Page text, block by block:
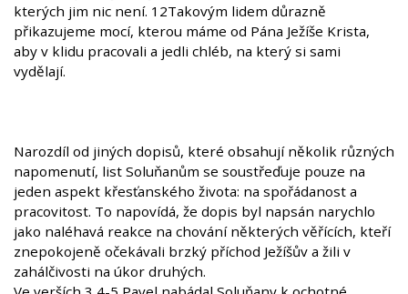
kterých jim nic není. 12Takovým lidem důrazně
přikazujeme mocí, kterou máme od Pána Ježíše Krista,
aby v klidu pracovali a jedli chléb, na který si sami
vydělají.
Narozdíl od jiných dopisů, které obsahují několik různých
napomenutí, list Soluňanům se soustřeďuje pouze na
jeden aspekt křesťanského života: na spořádanost a
pracovitost. To napovídá, že dopis byl napsán narychlo
jako naléhavá reakce na chování některých věřících, kteří
znepokojeně očekávali brzký příchod Ježíšův a žili v
zahálčivosti na úkor druhých.